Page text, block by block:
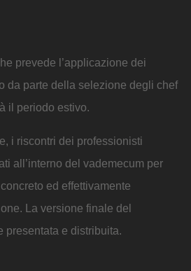
prevede l’applicazione dei
da parte della selezione degli chef
il periodo estivo.
i riscontri dei professionisti
all’interno del vademecum per
ed effettivamente
La versione finale del
presentata e distribuita.